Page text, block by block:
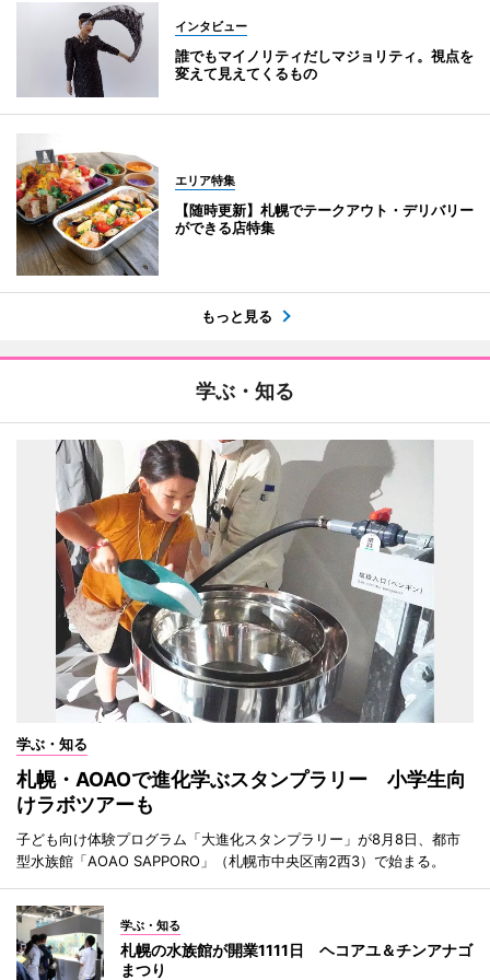
インタビュー
誰でもマイノリティだしマジョリティ。視点を
変えて見えてくるもの
エリア特集
【随時更新】札幌でテークアウト・デリバリー
ができる店特集
もっと見る
学ぶ・知る
学ぶ・知る
札幌・AOAOで進化学ぶスタンプラリー 小学生向
けラボツアーも
子ども向け体験プログラム「大進化スタンプラリー」が8月8日、都市
型水族館「AOAO SAPPORO」（札幌市中央区南2西3）で始まる。
学ぶ・知る
札幌の水族館が開業1111日 ヘコアユ＆チンアナゴ
まつり